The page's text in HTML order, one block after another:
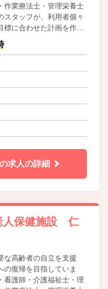
作業療法士・管理栄養士
スタッフが、利用者個々
標に合わせた計画を作成
サービスを提供していま
・ご家族と一緒に、在宅
します。ケアマネージャ
て、安心して在宅復帰が
求人の詳細
人保健施設 仁
な高齢者の自立を支援
の復帰を目指していま
看護師・介護福祉士・理